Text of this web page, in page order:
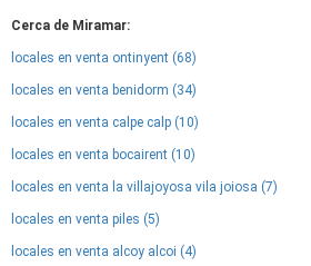
Cerca de Miramar:
locales en venta ontinyent (68)
locales en venta benidorm (34)
locales en venta calpe calp (10)
locales en venta bocairent (10)
locales en venta la villajoyosa vila joiosa (7)
locales en venta piles (5)
locales en venta alcoy alcoi (4)